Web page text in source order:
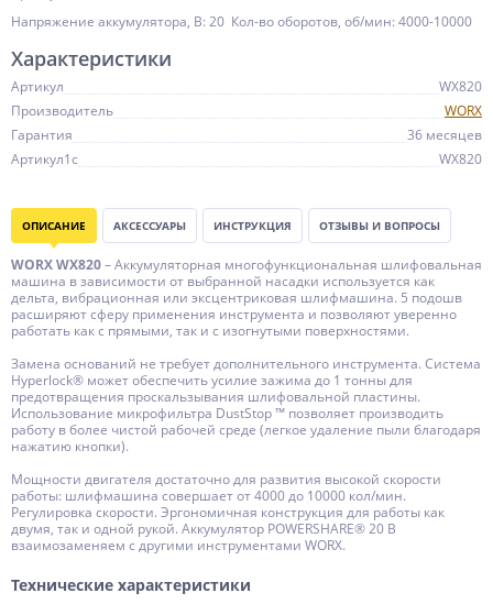
Напряжение аккумулятора, В: 20 Кол-во оборотов, об/мин: 4000-10000
Характеристики
Артикул
WX820
Производитель
WORX
Гарантия
36 месяцев
Артикул1c
WX820
ОПИСАНИЕ АКСЕССУАРЫ ИНСТРУКЦИЯ ОТЗЫВЫ И ВОПРОСЫ
WORX WX820– Аккумуляторная многофункциональная шлифовальная
машина в зависимости от выбранной насадки используется как
дельта, вибрационная или эксцентриковая шлифмашина. 5 подошв
расширяют сферу применения инструмента и позволяют уверенно
работать как с прямыми, так и с изогнутыми поверхностями.
Замена оснований не требует дополнительного инструмента. Система
Hyperlock® может обеспечить усилие зажима до 1 тонны для
предотвращения проскальзывания шлифовальной пластины.
Использование микрофильтра DustStop ™ позволяет производить
работу в более чистой рабочей среде (легкое удаление пыли благодаря
нажатию кнопки).
Мощности двигателя достаточно для развития высокой скорости
работы: шлифмашина совершает от 4000 до 10000 кол/мин.
Регулировка скорости. Эргономичная конструкция для работы как
двумя, так и одной рукой. Аккумулятор POWERSHARE® 20 В
взаимозаменяем с другими инструментами WORX.
Технические характеристики